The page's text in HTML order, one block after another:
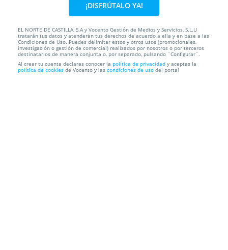
19,49€
Exprimidor 700ml 40w Tm Electrón
Recogida en Tienda GRATIS o Envío a domicilio
¡DISFRÚTALO YA!
EL NORTE DE CASTILLA, S.A y Vocento Gestión de Medios y Servicios, S.L.U
tratarán tus datos y atenderán tus derechos de acuerdo a ella y en base a las
Condiciones de Uso. Puedes delimitar estos y otros usos (promocionales,
investigación o gestión de comercial) realizados por nosotros o por terceros
destinatarios de manera conjunta o, por separado, pulsando ¨Configurar¨.
Al crear tu cuenta declaras conocer la política de privacidad y aceptas la
política de cookies de Vocento y las condiciones de uso del portal